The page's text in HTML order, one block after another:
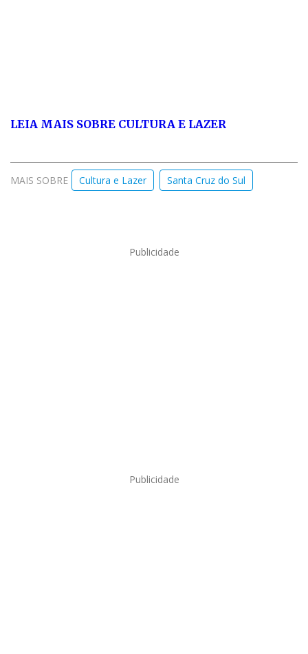
LEIA MAIS SOBRE CULTURA E LAZER
MAIS SOBRE Cultura e Lazer Santa Cruz do Sul
Publicidade
Publicidade